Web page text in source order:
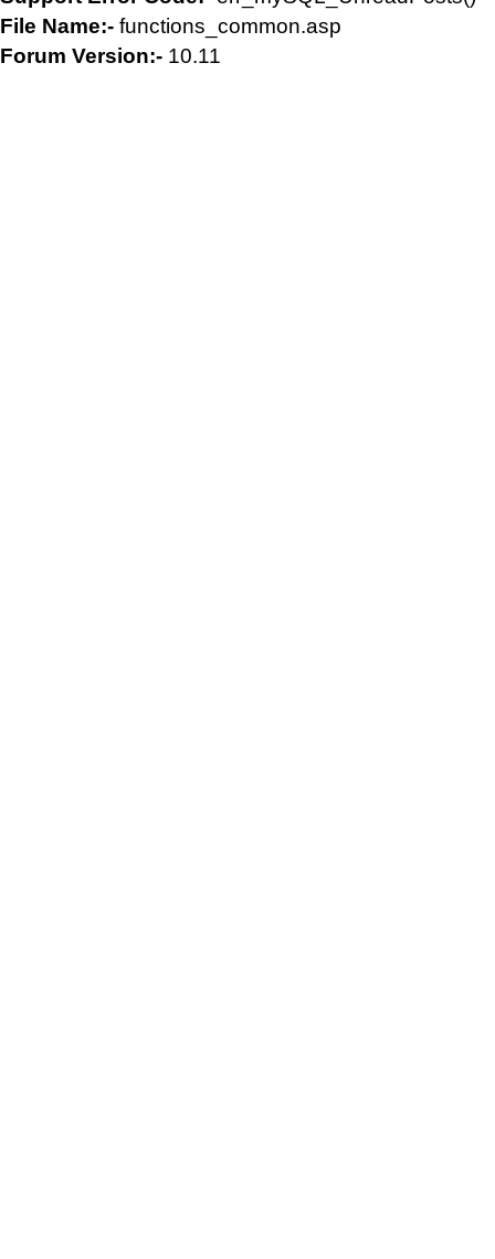
File Name:- functions_common.asp
Forum Version:- 10.11